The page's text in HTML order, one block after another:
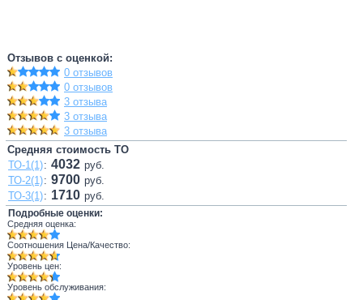
Отзывов с оценкой:
0 отзывов
0 отзывов
3 отзыва
3 отзыва
3 отзыва
Средняя стоимость ТО
ТО-1(1): 4032 руб.
ТО-2(1): 9700 руб.
ТО-3(1): 1710 руб.
Подробные оценки:
Средняя оценка:
Соотношения Цена/Качество:
Уровень цен:
Уровень обслуживания: